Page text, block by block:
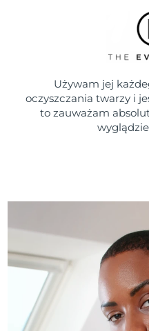
Używam jej
oczyszczania twarzy i
to zauważam